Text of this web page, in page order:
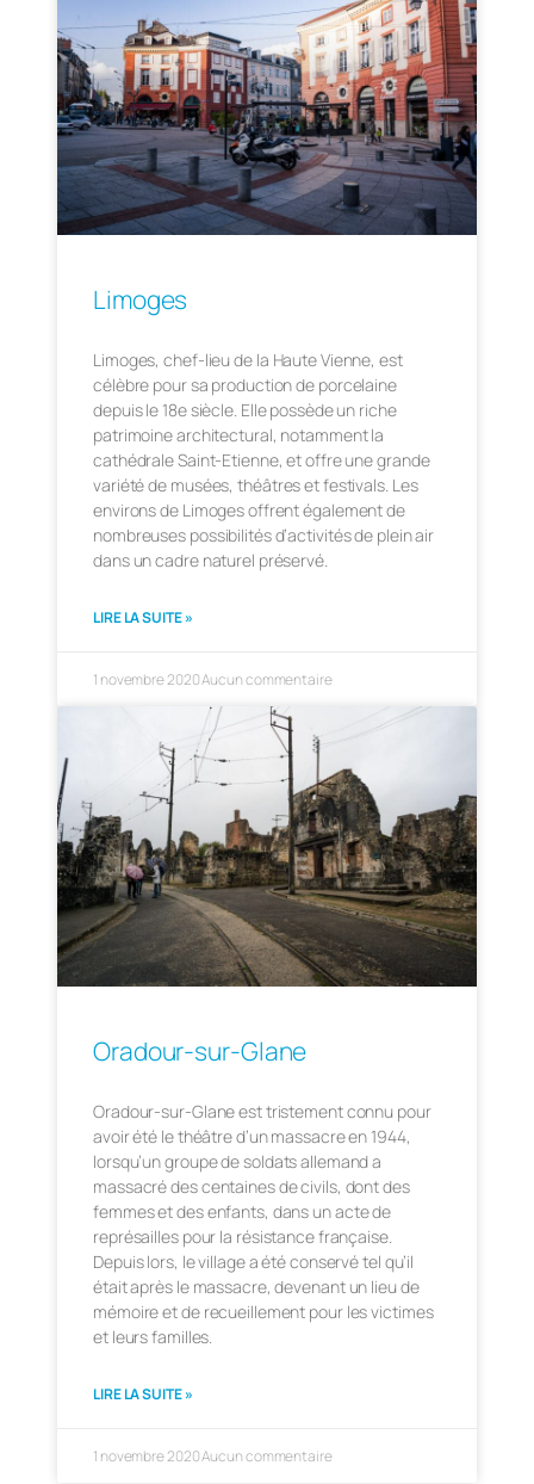
Limoges
Limoges, chef-lieu de la Haute Vienne, est
célèbre pour sa production de porcelaine
depuis le 18e siècle. Elle possède un riche
patrimoine architectural, notamment la
cathédrale Saint-Etienne, et offre une grande
variété de musées, théâtres et festivals. Les
environs de Limoges offrent également de
nombreuses possibilités d’activités de plein air
dans un cadre naturel préservé.
LIRE LA SUITE »
1 novembre 2020Aucun commentaire
Oradour-sur-Glane
Oradour-sur-Glane est tristement connu pour
avoir été le théâtre d’un massacre en 1944,
lorsqu’un groupe de soldats allemand a
massacré des centaines de civils, dont des
femmes et des enfants, dans un acte de
représailles pour la résistance française.
Depuis lors, le village a été conservé tel qu’il
était après le massacre, devenant un lieu de
mémoire et de recueillement pour les victimes
et leurs familles.
LIRE LA SUITE »
1 novembre 2020Aucun commentaire